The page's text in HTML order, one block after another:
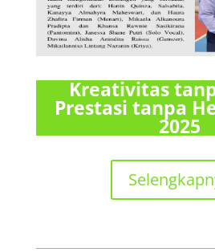
Kreativitas
Prestasi tanpa
2025